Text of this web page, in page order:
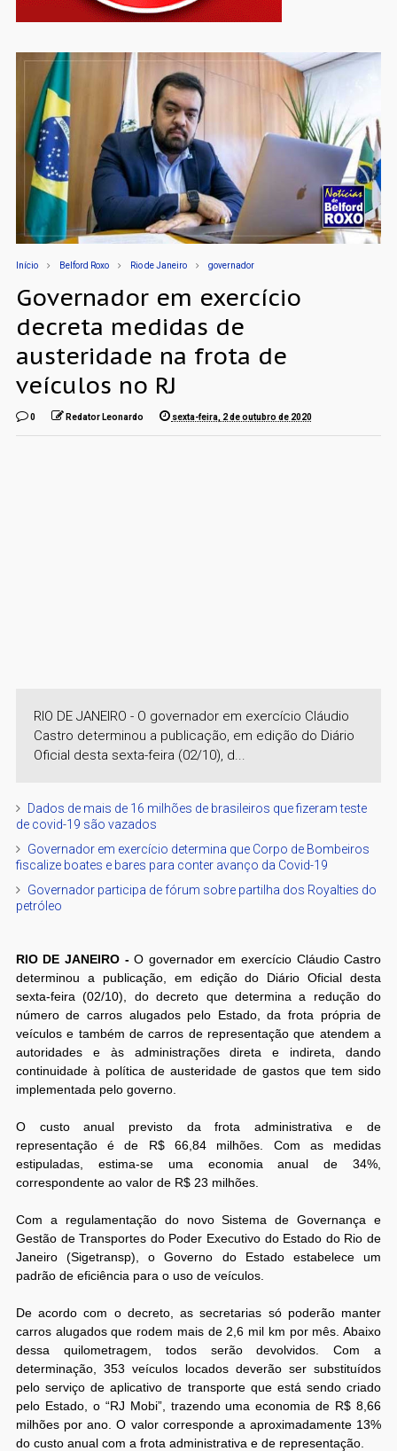
Início Belford Roxo Rio de Janeiro governador
Governador em exercício
decreta medidas de
austeridade na frota de
veículos no RJ
0 Redator Leonardo sexta-feira, 2 de outubro de 2020
RIO DE JANEIRO - O governador em exercício Cláudio
Castro determinou a publicação, em edição do Diário
Oficial desta sexta-feira (02/10), d...
Dados de mais de 16 milhões de brasileiros que fizeram teste
de covid-19 são vazados
Governador em exercício determina que Corpo de Bombeiros
fiscalize boates e bares para conter avanço da Covid-19
Governador participa de fórum sobre partilha dos Royalties do
petróleo
RIO DE JANEIRO -O governador em exercício Cláudio Castro
determinou a publicação, em edição do Diário Oficial desta
sexta-feira (02/10), do decreto que determina a redução do
número de carros alugados pelo Estado, da frota própria de
veículos e também de carros de representação que atendem a
autoridades e às administrações direta e indireta, dando
continuidade à política de austeridade de gastos que tem sido
implementada pelo governo.
O custo anual previsto da frota administrativa e de
representação é de R$ 66,84 milhões. Com as medidas
estipuladas, estima-se uma economia anual de 34%,
correspondente ao valor de R$ 23 milhões.
Com a regulamentação do novo Sistema de Governança e
Gestão de Transportes do Poder Executivo do Estado do Rio de
Janeiro (Sigetransp), o Governo do Estado estabelece um
padrão de eficiência para o uso de veículos.
De acordo com o decreto, as secretarias só poderão manter
carros alugados que rodem mais de 2,6 mil km por mês. Abaixo
dessa quilometragem, todos serão devolvidos. Com a
determinação, 353 veículos locados deverão ser substituídos
pelo serviço de aplicativo de transporte que está sendo criado
pelo Estado, o “RJ Mobi”, trazendo uma economia de R$ 8,66
milhões por ano. O valor corresponde a aproximadamente 13%
do custo anual com a frota administrativa e de representação.